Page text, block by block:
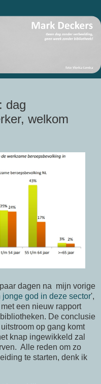
dag
welkom
dagen na mijn vorige
god in deze sector',
een nieuw rapport
De conclusie
op gang komt
knap ingewikkeld zal
Alle reden om zo
te starten, denk ik